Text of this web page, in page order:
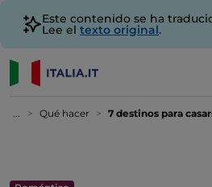
Este contenido se ha
Lee el texto original.
... Qué hacer 7 destinos para casarse